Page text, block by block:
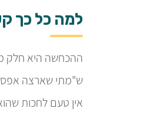
למה כל כך
ההכחשה היא חלק
ש"מתי שארצה
אין טעם לחכות